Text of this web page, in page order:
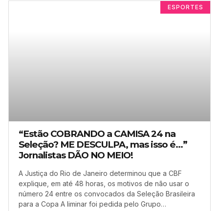
ESPORTES
“Estão COBRANDO a CAMISA 24 na
Seleção? ME DESCULPA, mas isso é…”
Jornalistas DÃO NO MEIO!
A Justiça do Rio de Janeiro determinou que a CBF
explique, em até 48 horas, os motivos de não usar o
número 24 entre os convocados da Seleção Brasileira
para a Copa A liminar foi pedida pelo Grupo…